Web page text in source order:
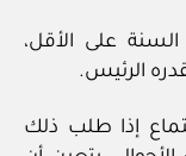
على الأقل،
الرئيس.
إذا طلب ذلك